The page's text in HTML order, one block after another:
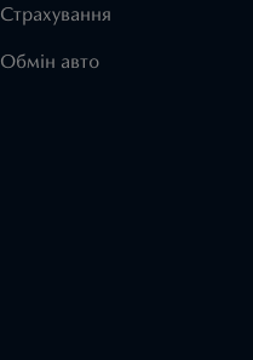
Страхування
Обмін авто